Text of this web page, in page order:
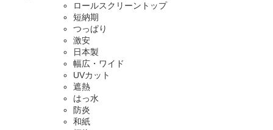
ロールスクリーントップ
短納期
つっぱり
激安
日本製
幅広・ワイド
UVカット
遮熱
はっ水
防炎
和紙